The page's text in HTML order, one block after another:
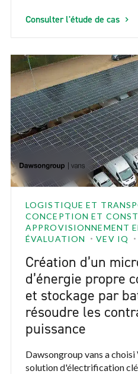
la vision opérationnelle et
de MAG tout en assurant
quotidiennes.
Consulter l'étude de cas
LOGISTIQUE ET
CONCEPTION ET
APPROVISIONNEMENT
ÉVALUATION
VEV IQ
Création d’un
d’énergie propre
et stockage par
résoudre les
puissance
Dawsongroup vans a
solution d'électrification clé